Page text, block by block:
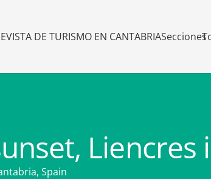
DE TURISMO EN CANTABRIASecciones
Liencres
Spain